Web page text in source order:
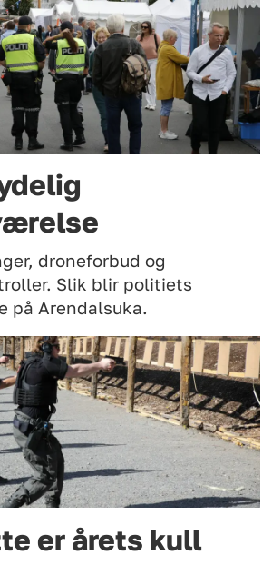
droneforbud og
Slik blir politiets
på Arendalsuka.
er årets kull